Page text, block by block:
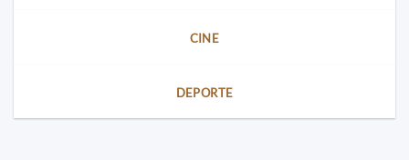
CINE
DEPORTE